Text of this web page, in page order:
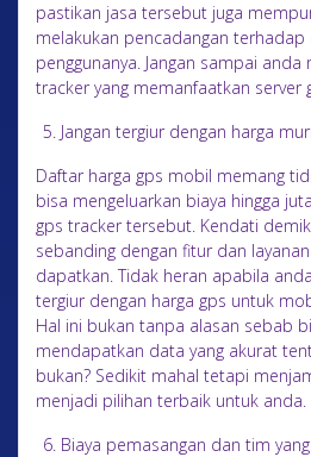
pastikan jasa tersebut juga
melakukan pencadangan
penggunanya. Jangan sampai anda
tracker yang memanfaatkan server
Jangan tergiur dengan harga
Daftar harga gps mobil memang
bisa mengeluarkan biaya hingga
gps tracker tersebut. Kendati
sebanding dengan fitur dan
dapatkan. Tidak heran apabila
tergiur dengan harga gps untuk
Hal ini bukan tanpa alasan sebab
mendapatkan data yang akurat
bukan? Sedikit mahal tetapi
menjadi pilihan terbaik untuk anda.
Biaya pemasangan dan tim